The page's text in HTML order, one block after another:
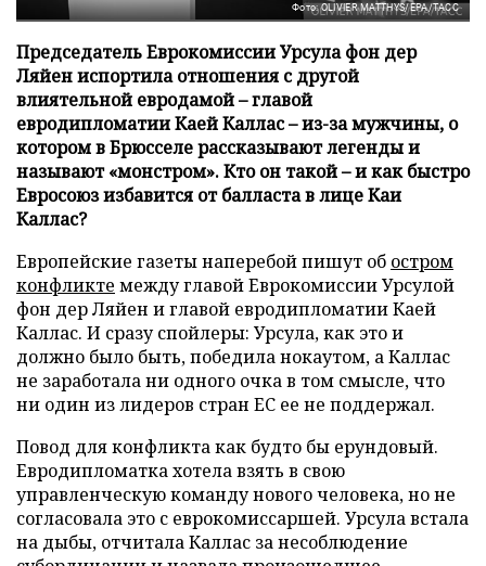
Фото: OLIVIER MATTHYS/EPA/ТАСС
Председатель Еврокомиссии Урсула фон дер
Ляйен испортила отношения с другой
влиятельной евродамой – главой
евродипломатии Каей Каллас – из-за мужчины, о
котором в Брюсселе рассказывают легенды и
называют «монстром». Кто он такой – и как быстро
Евросоюз избавится от балласта в лице Каи
Каллас?
Европейские газеты наперебой пишут об остром
конфликте между главой Еврокомиссии Урсулой
фон дер Ляйен и главой евродипломатии Каей
Каллас. И сразу спойлеры: Урсула, как это и
должно было быть, победила нокаутом, а Каллас
не заработала ни одного очка в том смысле, что
ни один из лидеров стран ЕС ее не поддержал.
Повод для конфликта как будто бы ерундовый.
Евродипломатка хотела взять в свою
управленческую команду нового человека, но не
согласовала это с еврокомиссаршей. Урсула встала
на дыбы, отчитала Каллас за несоблюдение